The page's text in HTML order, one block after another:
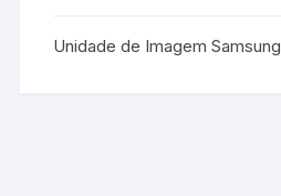
Unidade de Imagem Samsung